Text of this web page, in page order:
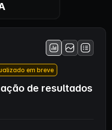
em breve
de resultados